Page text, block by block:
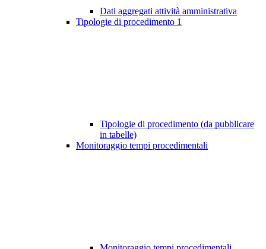
Dati aggregati attività amministrativa
Tipologie di procedimento 1
Tipologie di procedimento (da pubblicare
in tabelle)
Monitoraggio tempi procedimentali